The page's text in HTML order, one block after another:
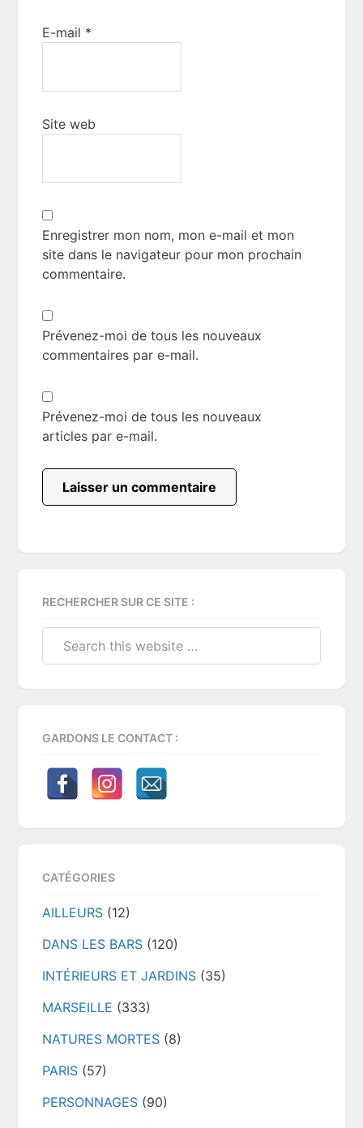
E-mail *
Site web
Enregistrer mon nom, mon e-mail et mon
site dans le navigateur pour mon prochain
commentaire.
Prévenez-moi de tous les nouveaux
commentaires par e-mail.
Prévenez-moi de tous les nouveaux
articles par e-mail.
Sidebar
RECHERCHER SUR CE SITE :
GARDONS LE CONTACT :
CATÉGORIES
AILLEURS (12)
DANS LES BARS (120)
INTÉRIEURS ET JARDINS (35)
MARSEILLE (333)
NATURES MORTES (8)
PARIS (57)
PERSONNAGES (90)